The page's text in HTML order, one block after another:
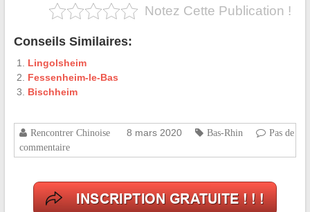
Notez Cette Publication !
Conseils Similaires:
Lingolsheim
Fessenheim-le-Bas
Bischheim
Rencontrer Chinoise 8 mars 2020 Bas-Rhin
Pas de
commentaire